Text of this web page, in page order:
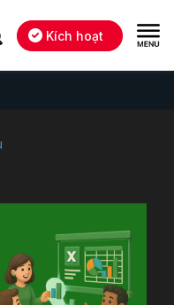
Kích hoạt